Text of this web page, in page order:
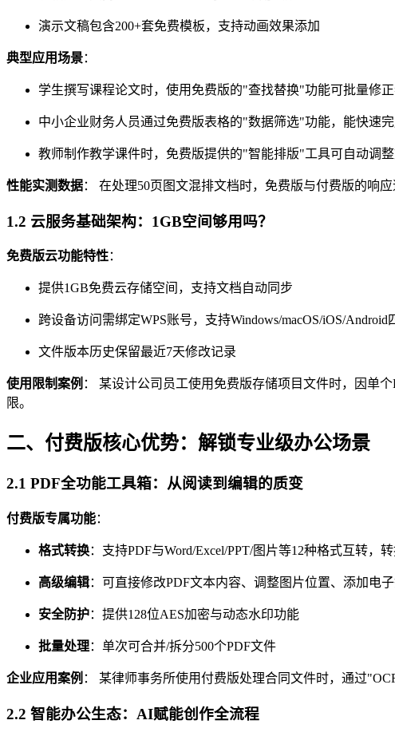
演示文稿包含200+套免费模板，支持动画效果添加
典型应用场景：
学生撰写课程论文时，使用免费版的"查找替换"功能可批量修
中小企业财务人员通过免费版表格的"数据筛选"功能，能快速
教师制作教学课件时，免费版提供的"智能排版"工具可自动调
性能实测数据： 在处理50页图文混排文档时，免费版与付费版的响
1.2 云服务基础架构：1GB空间够用吗？
免费版云功能特性：
提供1GB免费云存储空间，支持文档自动同步
跨设备访问需绑定WPS账号，支持Windows/macOS/iOS/Android
文件版本历史保留最近7天修改记录
使用限制案例 ： 某设计公司员工使用免费版存储项目文件时，因单
限。
二、付费版核心优势：解锁专业级办公场景
2.1 PDF全功能工具箱：从阅读到编辑的质变
付费版专属功能：
格式转换：支持PDF与Word/Excel/PPT/图片等12种格式互转，
高级编辑：可直接修改PDF文本内容、调整图片位置、添加电
安全防护：提供128位AES加密与动态水印功能
批量处理：单次可合并/拆分500个PDF文件
企业应用案例 ： 某律师事务所使用付费版处理合同文件时，通过
2.2 智能办公生态：AI赋能创作全流程